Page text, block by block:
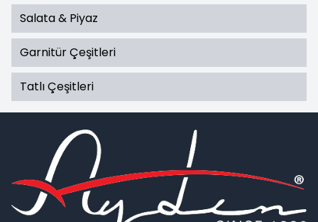
Salata & Piyaz
Garnitür Çeşitleri
Tatlı Çeşitleri